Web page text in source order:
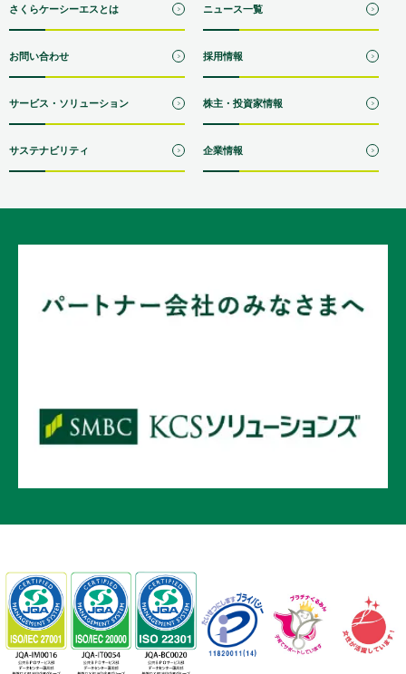
さくらケーシーエスとは ニュース一覧
お問い合わせ 採用情報
サービス・ソリューション 株主・投資家情報
サステナビリティ 企業情報